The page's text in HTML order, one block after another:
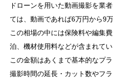
ドローンを用いた動画撮影を業
ては、動画であれば6万円から9万
この相場の中には保険料や編集
泊、機材使用料などが含まれてい
この金額はあくまで基本的なプ
撮影時間の延長・カット数やフ